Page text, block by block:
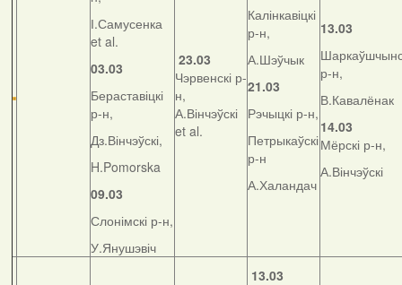
І.Самусенка
et al.
03.03
Бераставіцкі
р-н,
Дз.Вінчэўскі,
H.Pomorska
09.03
Слонімскі р-н,
У.Янушэвіч
23.03
Чэрвенскі р-
н,
А.Вінчэўскі
et al.
Калінкавіцкі
р-н,
А.Шэўчык
21.03
Рэчыцкі р-н,
Петрыкаўскі
р-н
А.Халандач
13.03
р-н,
В.Кавалёнак
14.03
Мёрскі р-н,
А.Вінчэўскі
13.03